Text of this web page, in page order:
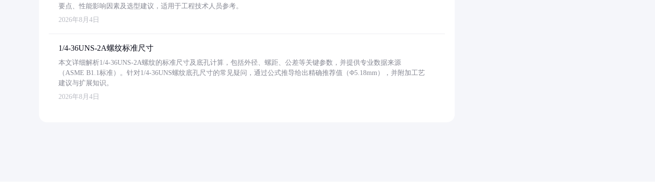
要点、性能影响因素及选型建议，适用于工程技术人员参考。
2026年8月4日
1/4-36UNS-2A螺纹标准尺寸
本文详细解析1/4-36UNS-2A螺纹的标准尺寸及底孔计算，包括外径、螺距、公差等关键参数，并提供专业数据来源
（ASME B1.1标准）。针对1/4-36UNS螺纹底孔尺寸的常见疑问，通过公式推导给出精确推荐值（Φ5.18mm），并附加工艺
建议与扩展知识。
2026年8月4日